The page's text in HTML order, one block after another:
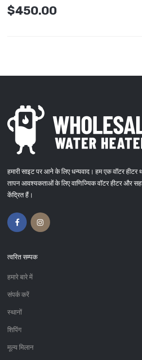
$450.00
हमारी साइट पर आने के लिए धन्यवाद। हम एक वॉटर
तापन आवश्यकताओं के लिए वाणिज्यिक वॉटर हीटर और
केंद्रित हैं।
त्वरित सम्पक
हमारे बारे में
संपर्क करें
स्थानों
शिपिंग
मूल्य मिलान